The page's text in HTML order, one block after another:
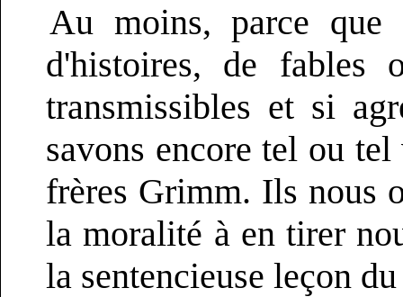
Au moins, parce que
d'histoires, de fables
transmissibles et si
savons encore tel ou
frères Grimm. Ils nous
la moralité à en tirer
la sentencieuse leçon